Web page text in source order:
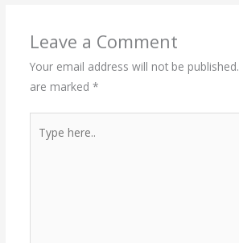
Leave a Comment
Your email address will not be published.
are marked *
here..